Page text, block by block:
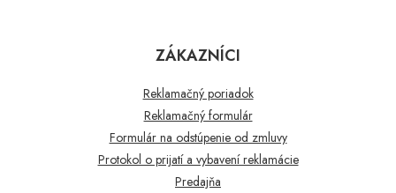
ZÁKAZNÍCI
Reklamačný poriadok
Reklamačný formulár
Formulár na odstúpenie od zmluvy
Protokol o prijatí a vybavení reklamácie
Predajňa